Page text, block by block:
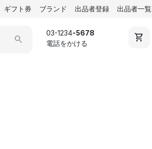
ギフト券 ブランド 出品者登録 出品者一覧
03-1234-5678
電話をかける